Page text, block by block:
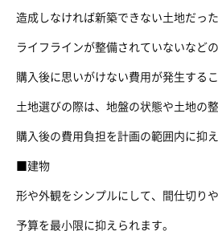
造成しなければ新築できない土地だった
ライフラインが整備されていないなどの
購入後に思いがけない費用が発生する
土地選びの際は、地盤の状態や土地の
購入後の費用負担を計画の範囲内に抑え
■建物
形や外観をシンプルにして、間仕切り
予算を最小限に抑えられます。